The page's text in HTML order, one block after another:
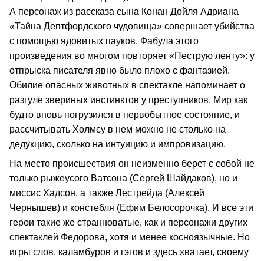
А персонаж из рассказа сына Конан Дойля Адриана
«Тайна Дептфордского чудовища» совершает убийства
с помощью ядовитых пауков. Фабула этого
произведения во многом повторяет «Пеструю ленту»: у
отпрыска писателя явно было плохо с фантазией.
Обилие опасных животных в спектакле напоминает о
разгуле звериных инстинктов у преступников. Мир как
будто вновь погрузился в первобытное состояние, и
рассчитывать Холмсу в нем можно не столько на
дедукцию, сколько на интуицию и импровизацию.
На место происшествия он неизменно берет с собой не
только рыжеусого Ватсона (Сергей Шайдаков), но и
миссис Хадсон, а также Лестрейда (Алексей
Чернышев) и констебля (Ефим Белосорочка). И все эти
герои такие же странноватые, как и персонажи других
спектаклей Федорова, хотя и менее косноязычные. Но
игры слов, каламбуров и гэгов и здесь хватает, своему